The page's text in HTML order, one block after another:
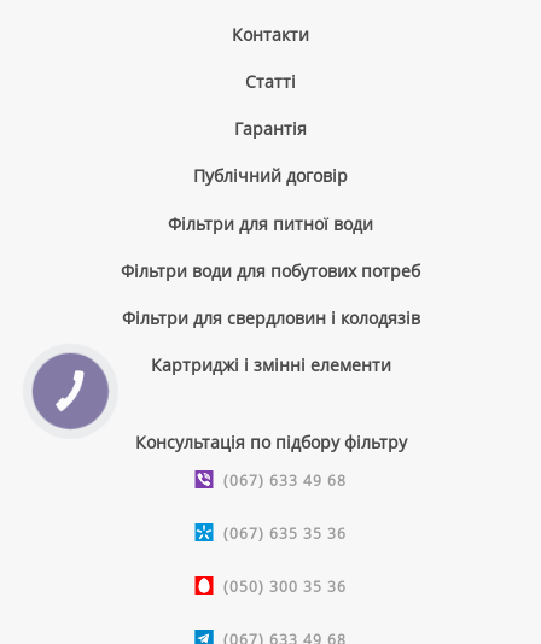
Контакти
Cтатті
Гарантія
Публічний договір
Фільтри для питної води
Фільтри води для побутових потреб
Фільтри для свердловин і колодязів
Картриджі і змінні елементи
Консультація по підбору фільтру
(067) 633 49 68
(067) 635 35 36
(050) 300 35 36
КНОПКА
ЗВ'ЯЗКУ